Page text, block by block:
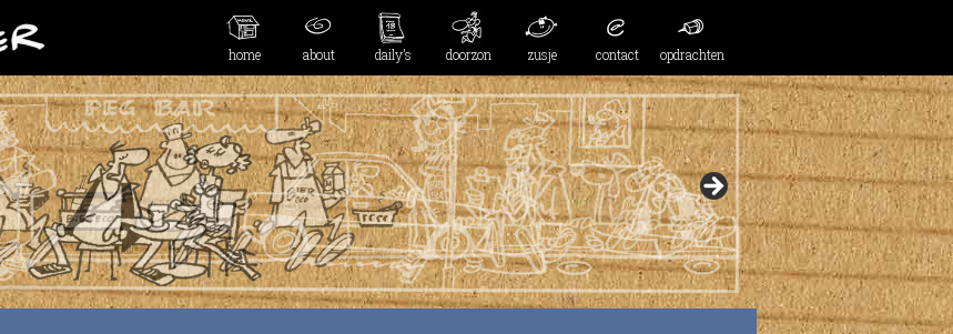
home about daily’s doorzon zusje contact opdrachten